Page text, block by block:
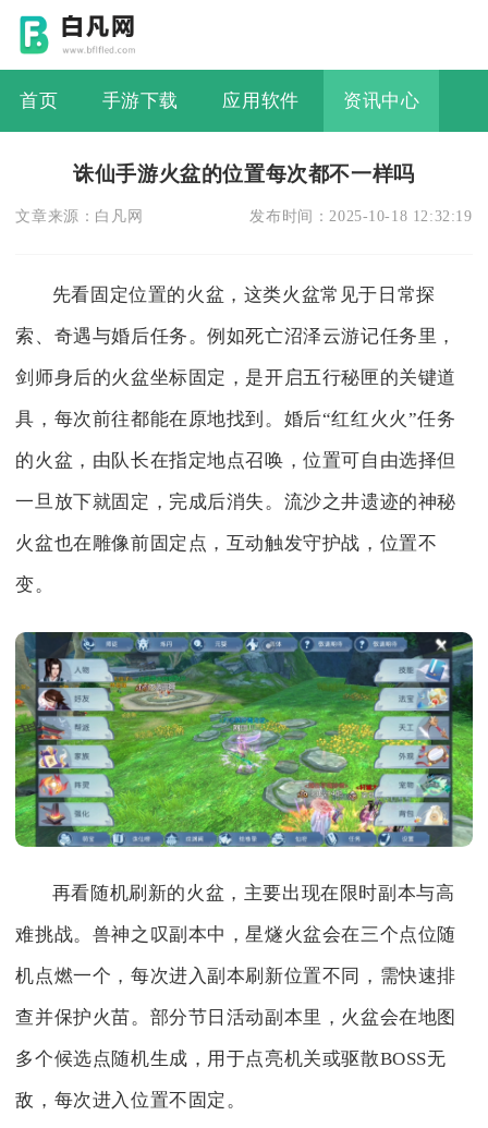
首页 手游下载 应用软件 资讯中心
诛仙手游火盆的位置每次都不一样吗
文章来源： 白凡网 发布时间： 2025-10-18 12:32:19
先看固定位置的火盆，这类火盆常见于日常探
索、奇遇与婚后任务。例如死亡沼泽云游记任务里，
剑师身后的火盆坐标固定，是开启五行秘匣的关键道
具，每次前往都能在原地找到。婚后“红红火火”任务
的火盆，由队长在指定地点召唤，位置可自由选择但
一旦放下就固定，完成后消失。流沙之井遗迹的神秘
火盆也在雕像前固定点，互动触发守护战，位置不
变。
再看随机刷新的火盆，主要出现在限时副本与高
难挑战。兽神之叹副本中，星燧火盆会在三个点位随
机点燃一个，每次进入副本刷新位置不同，需快速排
查并保护火苗。部分节日活动副本里，火盆会在地图
多个候选点随机生成，用于点亮机关或驱散BOSS无
敌，每次进入位置不固定。